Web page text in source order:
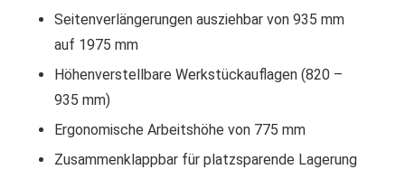
Seitenverlängerungen ausziehbar von 935 mm
auf 1975 mm
Höhenverstellbare Werkstückauflagen (820 –
935 mm)
Ergonomische Arbeitshöhe von 775 mm
Zusammenklappbar für platzsparende Lagerung